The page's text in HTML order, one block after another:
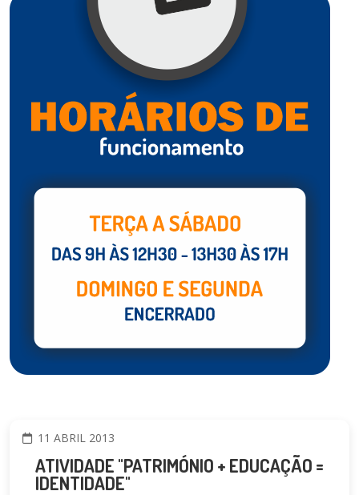
11 ABRIL 2013
ATIVIDADE "PATRIMÓNIO + EDUCAÇÃO =
IDENTIDADE"